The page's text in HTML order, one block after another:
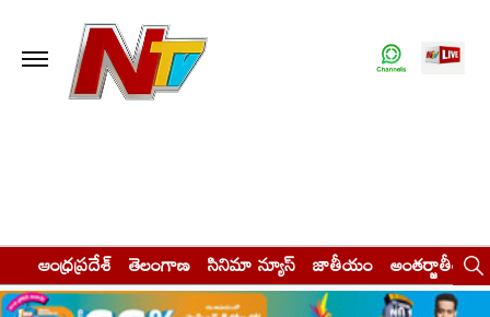
ఆంధ్రప్రదేశ్ తెలంగాణ సినిమా న్యూస్ జాతీయం అంతర్జాతీయం